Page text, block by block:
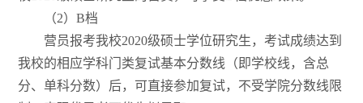
（2）B档
营员报考我校2020级硕士学位研究生，考试成绩达到
我校的相应学科门类复试基本分数线（即学校线，含总
分、单科分数）后，可直接参加复试，不受学院分数线限